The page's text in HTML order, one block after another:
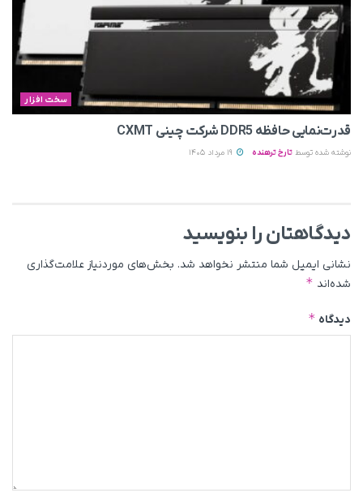
سخت افزار
قدرت‌نمایی حافظه DDR5 شرکت چینی CXMT
نوشته شده توسط تارخ ترهنده
دیدگاهتان را بنویسید
نشانی ایمیل شما منتشر نخواهد شد. بخش‌های موردنیاز علامت‌گذاری
شده‌اند *
دیدگاه *